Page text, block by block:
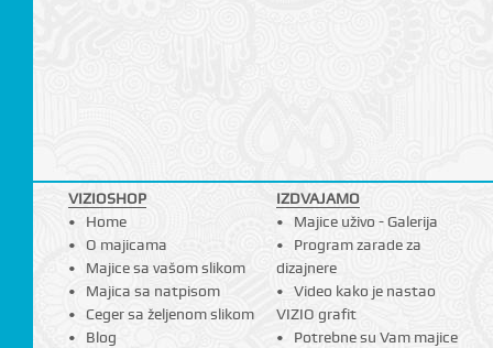
VIZIOSHOP
Home
O majicama
Majice sa vašom slikom
Majica sa natpisom
Ceger sa željenom slikom
Blog
IZDVAJAMO
Majice uživo - Galerija
Program zarade za
dizajnere
Video kako je nastao
VIZIO grafit
Potrebne su Vam majice